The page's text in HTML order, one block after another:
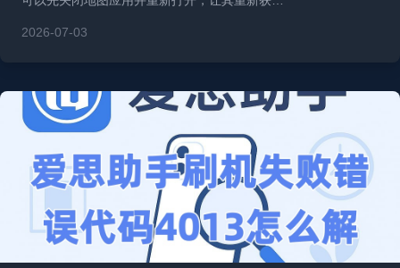
2026-07-03